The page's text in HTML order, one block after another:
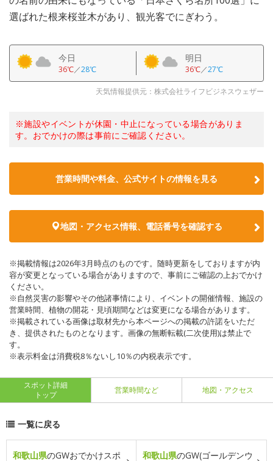
選ばれた根来桜並木があり、観光客でにぎわう。
今日
36℃／28℃
明日
36℃／27℃
天気情報提供元：株式会社ライフビジネスウェザー
※施設やイベントが休園・中止になっている場合がありま
す。おでかけの際は事前にご確認ください。
営業時間や料金、公式サイトの情報を見る
地図・アクセス情報、電話番号を確認する
※掲載情報は2026年3月時点のものです。随時更新をしておりますが内
容が変更となっている場合がありますので、事前にご確認の上おでかけ
ください。
※自然災害の影響やその他諸事情により、イベントの開催情報、施設の
営業時間、植物の開花・見頃期間などは変更になる場合があります。
※掲載されている画像は取材先から本ページへの掲載の許諾をいただ
き、提供されたものとなります。画像の無断転載(二次使用)は禁止で
す。
※表示料金は消費税8％ないし10％の内税表示です。
スポット詳細
トップ
営業時間など 地図・アクセス
一覧に戻る
和歌山県のGWおでかけスポ
和歌山県のGW(ゴールデンウ